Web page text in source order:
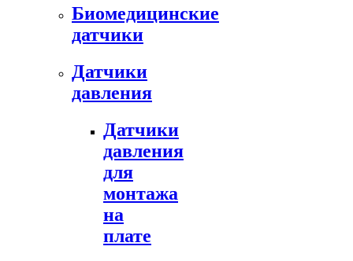
Биомедицинские
датчики
Датчики
давления
Датчики
давления
для
монтажа
на
плате